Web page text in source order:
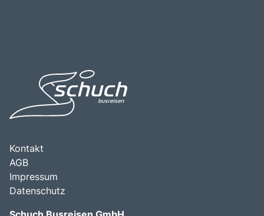
Kontakt
AGB
Impressum
Datenschutz